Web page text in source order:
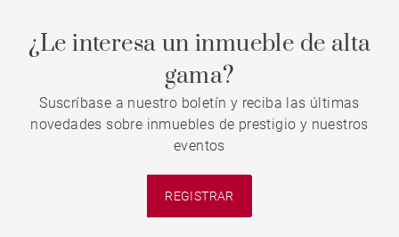
¿Le interesa un inmueble de alta
gama?
Suscríbase a nuestro boletín y reciba las últimas
novedades sobre inmuebles de prestigio y nuestros
eventos
REGISTRAR